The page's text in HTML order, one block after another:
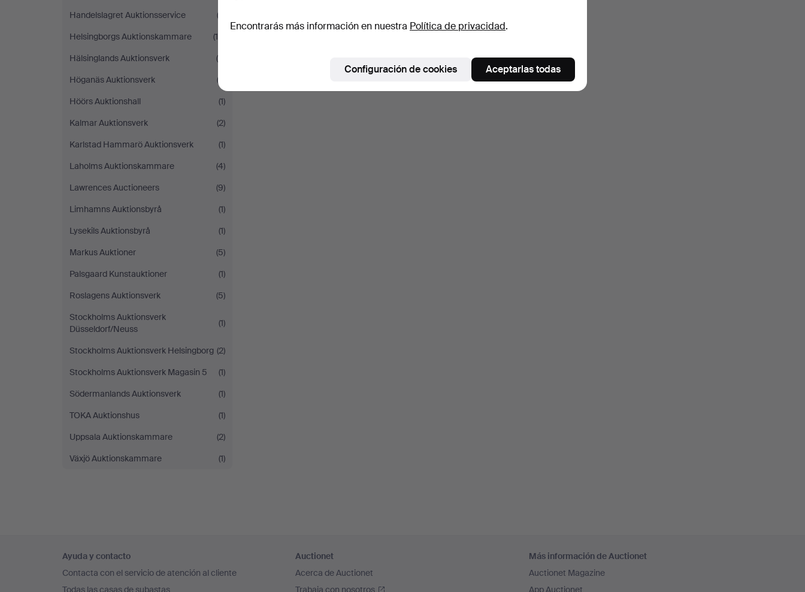
Handelslagret Auktionsservice
(3)
Helsingborgs Auktionskammare
(10)
Hälsinglands Auktionsverk
(4)
Höganäs Auktionsverk
(3)
Höörs Auktionshall
(1)
Kalmar Auktionsverk
(2)
Karlstad Hammarö Auktionsverk
(1)
Laholms Auktionskammare
(4)
Lawrences Auctioneers
(9)
Limhamns Auktionsbyrå
(1)
Lysekils Auktionsbyrå
(1)
Markus Auktioner
(5)
Palsgaard Kunstauktioner
(1)
Roslagens Auktionsverk
(5)
Stockholms Auktionsverk
Düsseldorf/Neuss
(1)
Stockholms Auktionsverk Helsingborg (2)
Stockholms Auktionsverk Magasin 5
(1)
Södermanlands Auktionsverk
(1)
TOKA Auktionshus
(1)
Uppsala Auktionskammare
(2)
Växjö Auktionskammare
(1)
en
el
Ayuda y contacto
Contacta con el servicio de atención al cliente
Todas las casas de subastas
Auctionet
Acerca de Auctionet
Trabaja con nosotros
Más información de Auctionet
Auctionet Magazine
App Auctionet
Encontrarás más información en nuestra Política de privacidad.
Configuración de cookies Aceptarlas todas